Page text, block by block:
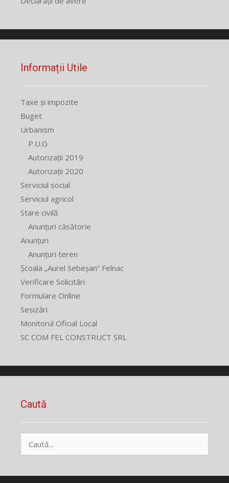
Informații Utile
Taxe și impozite
Buget
Urbanism
P.U.G
Autorizații 2019
Autorizații 2020
Serviciul social
Serviciul agricol
Stare civilă
Anunțuri căsătorie
Anunțuri
Anunțuri teren
Școala „Aurel Sebeșan” Felnac
Verificare Solicitări
Formulare Online
Sesizări
Monitorul Oficial Local
SC COM FEL CONSTRUCT SRL
Caută
după: